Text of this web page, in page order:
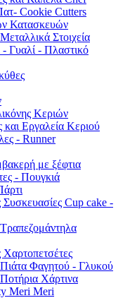
Cookie Cutters
Κατασκευών
Στοιχεία
Γυαλί - Πλαστικό
Κεριών
Εργαλεία Κεριού
- Runner
με ξέφτια
- Πουγκιά
Συσκευασίες Cup cake -
Τραπεζομάντηλα
Χαρτοπετσέτες
Πιάτα Φαγητού - Γλυκού
Χάρτινα
Meri Meri